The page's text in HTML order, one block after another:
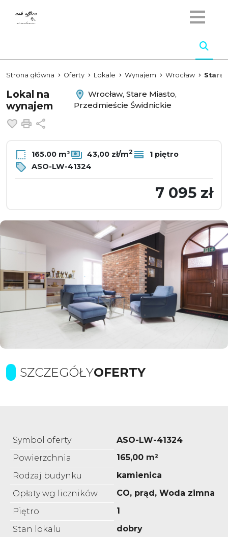
Strona główna Oferty Lokale Wynajem Wrocław Stare
Lokal na
wynajem
Wrocław, Stare Miasto,
Przedmieście Świdnickie
Dodaj do ulubionych
Drukuj
165.00 m² 43,00 zł/m2
1 piętro
ASO-LW-41324
7 095 zł
SZCZEGÓŁYOFERTY
Symbol oferty
ASO-LW-41324
Powierzchnia
165,00 m²
Rodzaj budynku
kamienica
Opłaty wg liczników
CO, prąd, Woda zimna
Piętro
1
Stan lokalu
dobry